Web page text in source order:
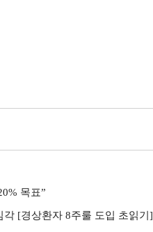
목표”
[경상환자 8주룰 도입 초읽기]